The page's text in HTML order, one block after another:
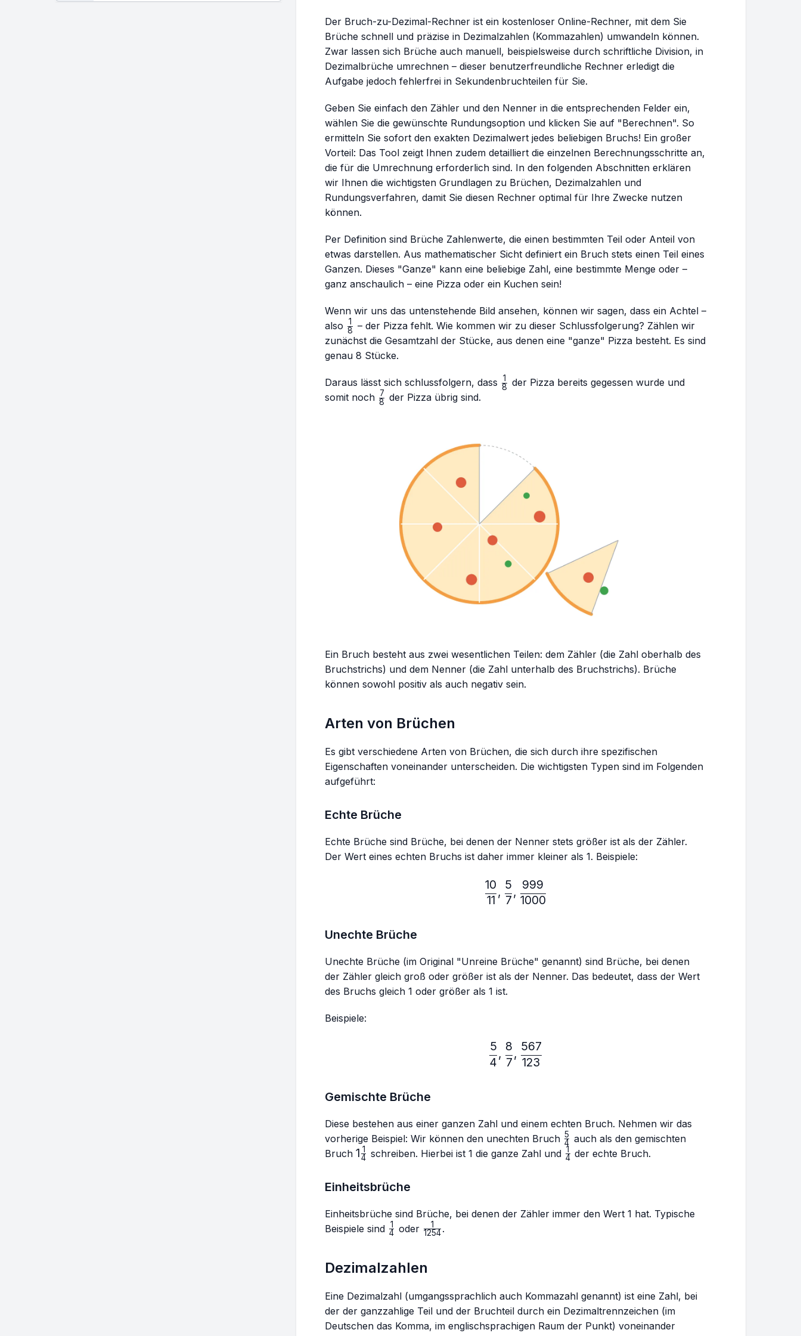
Der Bruch-zu-Dezimal-Rechner ist ein kostenloser Online-Rechner, mit dem Sie
Brüche schnell und präzise in Dezimalzahlen (Kommazahlen) umwandeln können.
Zwar lassen sich Brüche auch manuell, beispielsweise durch schriftliche Division, in
Dezimalbrüche umrechnen – dieser benutzerfreundliche Rechner erledigt die
Aufgabe jedoch fehlerfrei in Sekundenbruchteilen für Sie.
Geben Sie einfach den Zähler und den Nenner in die entsprechenden Felder ein,
wählen Sie die gewünschte Rundungsoption und klicken Sie auf "Berechnen". So
ermitteln Sie sofort den exakten Dezimalwert jedes beliebigen Bruchs! Ein großer
Vorteil: Das Tool zeigt Ihnen zudem detailliert die einzelnen Berechnungsschritte an,
die für die Umrechnung erforderlich sind. In den folgenden Abschnitten erklären
wir Ihnen die wichtigsten Grundlagen zu Brüchen, Dezimalzahlen und
Rundungsverfahren, damit Sie diesen Rechner optimal für Ihre Zwecke nutzen
können.
Per Definition sind Brüche Zahlenwerte, die einen bestimmten Teil oder Anteil von
etwas darstellen. Aus mathematischer Sicht definiert ein Bruch stets einen Teil eines
Ganzen. Dieses "Ganze" kann eine beliebige Zahl, eine bestimmte Menge oder –
ganz anschaulich – eine Pizza oder ein Kuchen sein!
Wenn wir uns das untenstehende Bild ansehen, können wir sagen, dass ein Achtel –
also \frac{1}
{8}
8
1
– der Pizza fehlt. Wie kommen wir zu dieser Schlussfolgerung? Zählen wir
zunächst die Gesamtzahl der Stücke, aus denen eine "ganze" Pizza besteht. Es sind
genau 8 Stücke.
Daraus lässt sich schlussfolgern, dass \frac{1}
8
1
der Pizza bereits gegessen wurde und
somit noch \frac{7}
8
7 der Pizza übrig sind.
Ein Bruch besteht aus zwei wesentlichen Teilen: dem Zähler (die Zahl oberhalb des
Bruchstrichs) und dem Nenner (die Zahl unterhalb des Bruchstrichs). Brüche
können sowohl positiv als auch negativ sein.
Arten von Brüchen
Es gibt verschiedene Arten von Brüchen, die sich durch ihre spezifischen
Eigenschaften voneinander unterscheiden. Die wichtigsten Typen sind im Folgenden
aufgeführt:
Echte Brüche
Echte Brüche sind Brüche, bei denen der Nenner stets größer ist als der Zähler.
Der Wert eines echten Bruchs ist daher immer kleiner als 1. Beispiele:
\frac{10}{11},\frac{5}{7},\frac{999}{1000}
11
10
,
7
5
,
1000
999
Unechte Brüche
Unechte Brüche (im Original "Unreine Brüche" genannt) sind Brüche, bei denen
der Zähler gleich groß oder größer ist als der Nenner. Das bedeutet, dass der Wert
des Bruchs gleich 1 oder größer als 1 ist.
Beispiele:
\frac{5}{4},\frac{8}{7},\frac{567}{123}
4
5
,
7
8
,
123
567
Gemischte Brüche
Diese bestehen aus einer ganzen Zahl und einem echten Bruch. Nehmen wir das
vorherige Beispiel: Wir können den unechten Bruch \frac{5}
{4}
4
5 auch als den gemischten
Bruch 1\frac{1}
1 4
1 schreiben. Hierbei ist 1 die ganze Zahl und \frac{1}
4
1 der echte Bruch.
Einheitsbrüche
Einheitsbrüche sind Brüche, bei denen der Zähler immer den Wert 1 hat. Typische
Beispiele sind \frac{1}
4
1 oder \frac{1}
1254
1 .
Dezimalzahlen
Eine Dezimalzahl (umgangssprachlich auch Kommazahl genannt) ist eine Zahl, bei
der der ganzzahlige Teil und der Bruchteil durch ein Dezimaltrennzeichen (im
Deutschen das Komma, im englischsprachigen Raum der Punkt) voneinander